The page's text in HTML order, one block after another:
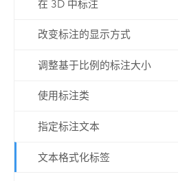
在 3D 中标注
改变标注的显示方式
调整基于比例的标注大小
使用标注类
指定标注文本
文本格式化标签